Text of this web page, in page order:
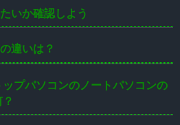
いか確認しよう
違いは？
ップパソコンのノートパソコンの